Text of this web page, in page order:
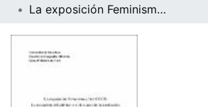
La exposición Feminismes! del CCCB:La recepción del público y el discurso de la mediación